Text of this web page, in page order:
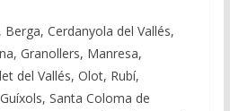
Cerdanyola del Vallés,
Granollers, Manresa,
del Vallés, Olot, Rubí,
Santa Coloma de